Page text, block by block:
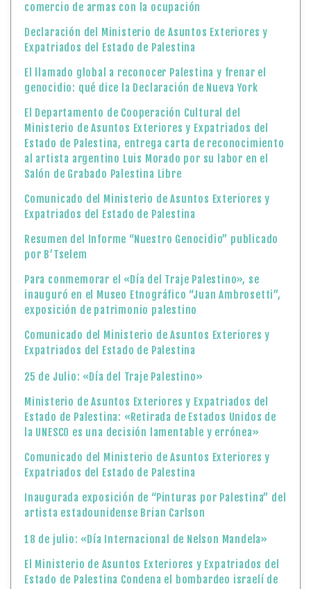
comercio de armas con la ocupación
Declaración del Ministerio de Asuntos Exteriores y
Expatriados del Estado de Palestina
El llamado global a reconocer Palestina y frenar el
genocidio: qué dice la Declaración de Nueva York
El Departamento de Cooperación Cultural del
Ministerio de Asuntos Exteriores y Expatriados del
Estado de Palestina, entrega carta de reconocimiento
al artista argentino Luis Morado por su labor en el
Salón de Grabado Palestina Libre
Comunicado del Ministerio de Asuntos Exteriores y
Expatriados del Estado de Palestina
Resumen del Informe “Nuestro Genocidio” publicado
por B’Tselem
Para conmemorar el «Día del Traje Palestino», se
inauguró en el Museo Etnográfico “Juan Ambrosetti”,
exposición de patrimonio palestino
Comunicado del Ministerio de Asuntos Exteriores y
Expatriados del Estado de Palestina
25 de Julio: «Día del Traje Palestino»
Ministerio de Asuntos Exteriores y Expatriados del
Estado de Palestina: «Retirada de Estados Unidos de
la UNESCO es una decisión lamentable y errónea»
Comunicado del Ministerio de Asuntos Exteriores y
Expatriados del Estado de Palestina
Inaugurada exposición de “Pinturas por Palestina” del
artista estadounidense Brian Carlson
18 de julio: «Día Internacional de Nelson Mandela»
El Ministerio de Asuntos Exteriores y Expatriados del
Estado de Palestina Condena el bombardeo israelí de